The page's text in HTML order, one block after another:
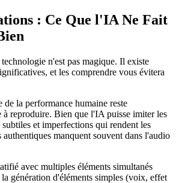
: Ce Que l'IA Ne Fait
n'est pas magique. Il existe
et les comprendre vous évitera
la performance humaine reste
reproduire. Bien que l'IA puisse imiter les
et imperfections qui rendent les
authentiques manquent souvent dans l'audio
avec multiples éléments simultanés
génération d'éléments simples (voix, effet